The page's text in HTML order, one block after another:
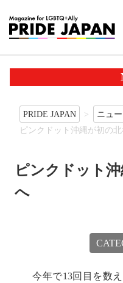
PRIDE JAPAN ニュ
ピンクドット沖縄が初の
ピンクドット
へ
今年で13回目を数え